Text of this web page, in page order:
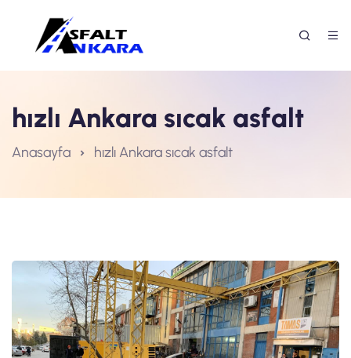
hızlı Ankara sıcak asfalt
Anasayfa hızlı Ankara sıcak asfalt